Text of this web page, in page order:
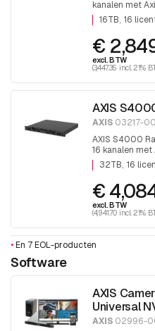
kanalen met
camera station
16TB 16
€
excl. BTW
(3,447.35 incl. 21%
AXIS
AXIS 03217-
AXIS S4000
16 kanalen
camera station
32TB 16
€
excl. BTW
(4,941.70 incl. 21%
• En 7 EOL-producten
Software
AXIS
Universal
AXIS 02996-